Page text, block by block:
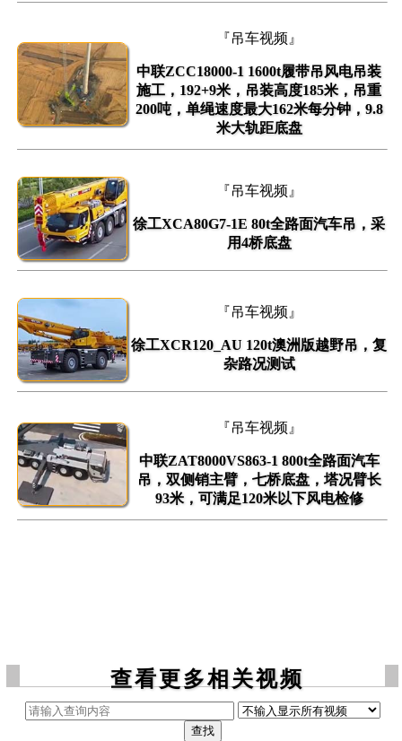
『吊车视频』
中联ZCC18000-1 1600t履带吊风电吊装
施工，192+9米，吊装高度185米，吊重
200吨，单绳速度最大162米每分钟，9.8
米大轨距底盘
『吊车视频』
徐工XCA80G7-1E 80t全路面汽车吊，采
用4桥底盘
『吊车视频』
徐工XCR120_AU 120t澳洲版越野吊，复
杂路况测试
『吊车视频』
中联ZAT8000VS863-1 800t全路面汽车
吊，双侧销主臂，七桥底盘，塔况臂长
93米，可满足120米以下风电检修
查看更多相关视频